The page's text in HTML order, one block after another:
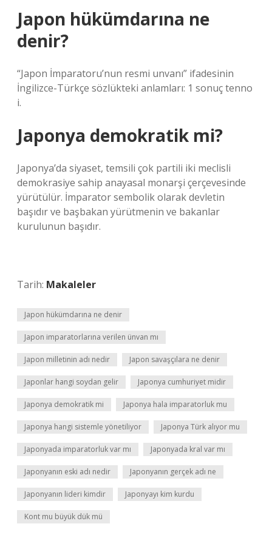
Japon hükümdarına ne
denir?
“Japon İmparatoru’nun resmi unvanı” ifadesinin
İngilizce-Türkçe sözlükteki anlamları: 1 sonuç tenno
i.
Japonya demokratik mi?
Japonya’da siyaset, temsili çok partili iki meclisli
demokrasiye sahip anayasal monarşi çerçevesinde
yürütülür. İmparator sembolik olarak devletin
başıdır ve başbakan yürütmenin ve bakanlar
kurulunun başıdır.
Tarih: Makaleler
Japon hükümdarına ne denir
Japon imparatorlarına verilen ünvan mı
Japon milletinin adı nedir Japon savaşçılara ne denir
Japonlar hangi soydan gelir Japonya cumhuriyet midir
Japonya demokratik mi Japonya hala imparatorluk mu
Japonya hangi sistemle yönetiliyor Japonya Türk alıyor mu
Japonyada imparatorluk var mı Japonyada kral var mı
Japonyanın eski adı nedir Japonyanın gerçek adı ne
Japonyanın lideri kimdir Japonyayı kim kurdu
Kont mu büyük dük mü